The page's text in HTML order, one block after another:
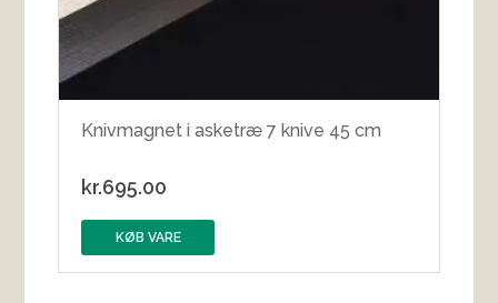
Knivmagnet i asketræ 7 knive 45 cm
kr.695.00
KØB VARE